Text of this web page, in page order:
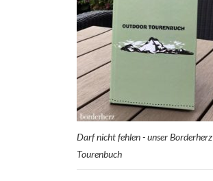
Darf nicht fehlen - unser Borderherz
Tourenbuch